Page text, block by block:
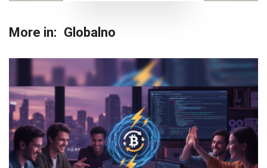
More in: Globalno